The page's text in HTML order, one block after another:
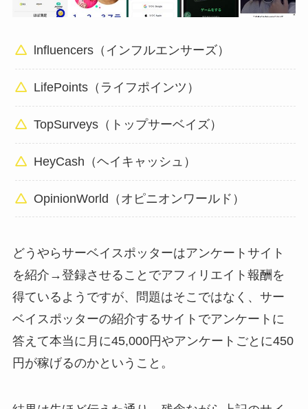
lnfluencers（インフルエンサーズ）
LifePoints（ライフポインツ）
TopSurveys（トップサーベイズ）
HeyCash（ヘイキャッシュ）
OpinionWorld（オピニオンワールド）
どうやらサーベイスポッターはアンケートサイト
を紹介→登録させることでアフィリエイト報酬を
得ているようですが、問題はそこではなく、サー
ベイスポッターの紹介するサイトでアンケートに
答えて本当に月に45,000円やアンケートごとに450
円が稼げるのかということ。